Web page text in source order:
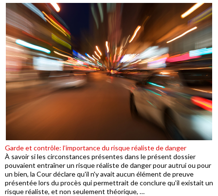
Garde et contrôle: l’importance du risque réaliste de danger
À savoir si les circonstances présentes dans le présent dossier
pouvaient entraîner un risque réaliste de danger pour autrui ou pour
un bien, la Cour déclare qu'il n'y avait aucun élément de preuve
présentée lors du procès qui permettrait de conclure qu'il existait un
risque réaliste, et non seulement théorique, …